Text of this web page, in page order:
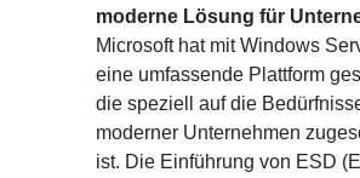
moderne Lösung für
Microsoft hat mit Windows
eine umfassende Plattform
die speziell auf die
moderner Unternehmen
ist. Die Einführung von ESD